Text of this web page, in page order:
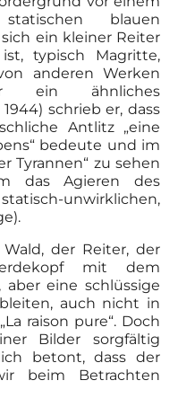
blauen
ein kleiner Reiter
typisch Magritte,
anderen Werken
ein ähnliches
schrieb er, dass
Antlitz „eine
bedeute und im
Tyrannen“ zu sehen
das Agieren des
unwirklichen,
der Reiter, der
mit dem
eine schlüssige
auch nicht in
raison pure“. Doch
Bilder sorgfältig
betont, dass der
beim Betrachten